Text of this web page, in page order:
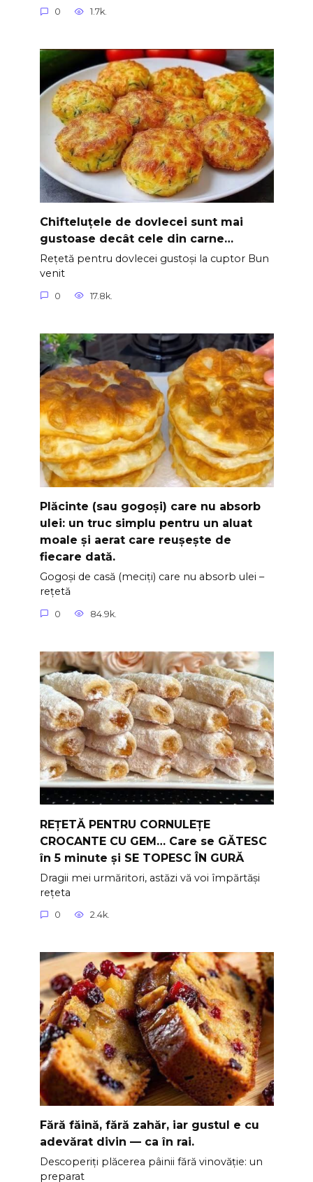
0 1.7k.
Chifteluțele de dovlecei sunt mai
gustoase decât cele din carne…
Rețetă pentru dovlecei gustoși la cuptor Bun
venit
0 17.8k.
Plăcinte (sau gogoși) care nu absorb
ulei: un truc simplu pentru un aluat
moale și aerat care reușește de
fiecare dată.
Gogoși de casă (meciți) care nu absorb ulei –
rețetă
0 84.9k.
REȚETĂ PENTRU CORNULEȚE
CROCANTE CU GEM… Care se GĂTESC
în 5 minute și SE TOPESC ÎN GURĂ
Dragii mei urmăritori, astăzi vă voi împărtăși
rețeta
0 2.4k.
Fără făină, fără zahăr, iar gustul e cu
adevărat divin — ca în rai.
Descoperiți plăcerea pâinii fără vinovăție: un
preparat